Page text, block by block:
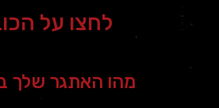
לחצו על
מהו האתגר שלך